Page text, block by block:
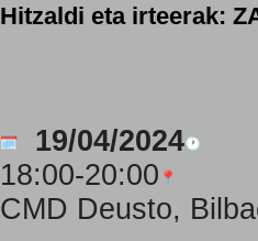
Hitzaldi eta irteerak:
19/04/2024
18:00-20:00
CMD Deusto,